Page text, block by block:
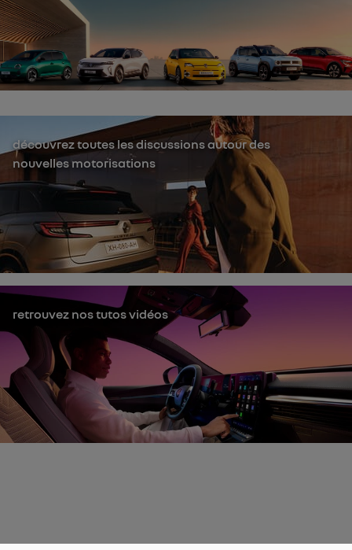
découvrez toutes les discussions autour des
nouvelles motorisations
retrouvez nos tutos vidéos